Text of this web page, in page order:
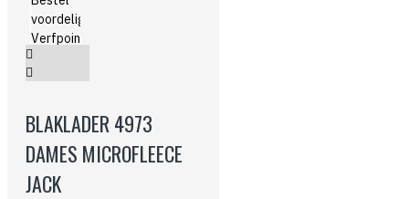
BLAKLADER 4973
DAMES MICROFLEECE
JACK